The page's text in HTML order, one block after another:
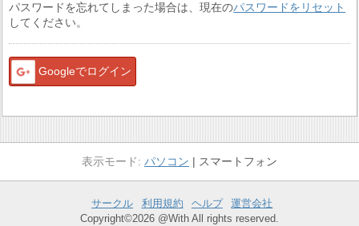
パスワードを忘れてしまった場合は、現在のパスワードをリセット
してください。
Googleでログイン
パソコン スマートフォン
サークル 利用規約 ヘルプ
運営会社
Copyright©2026 @With All rights reserved.